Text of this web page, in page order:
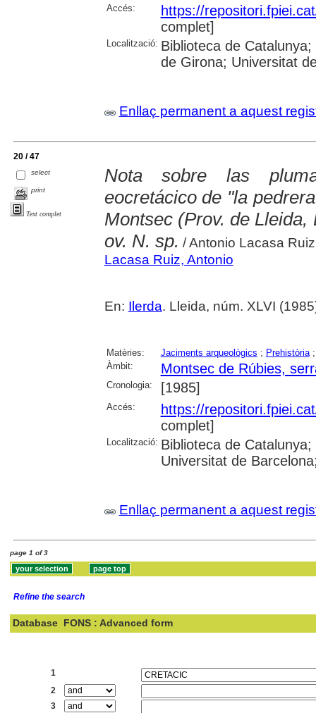
Accés:
https://
complet]
Localització: Biblioteca de
de Girona; Universitat
Enllaç permanent a aquest
20 / 47
select
print
Text complet
Nota sobre las
eocretácico de "la
Montsec (Prov. de
ov. N. sp. / Antonio Lacasa Ruiz
Lacasa Ruiz, Antonio
En: Ilerda. Lleida, núm. XLVI
Matèries: Jaciments arqueològics ; Prehistòria
Àmbit:
Montsec de Rúbies,
Cronologia: [1985]
Accés:
https://
complet]
Localització: Biblioteca de
Universitat de
Enllaç permanent a aquest
page 1 of 3
Refine the search
Database FONS : Advanced form
1
2
3